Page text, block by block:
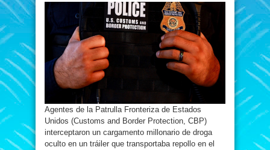
agentes
fronterizos
no
daban
crédito:
abrieron
un
cargamento
de
repollo
que
ocultaba
secreto
multimillonario
en
la
de
Texas:
«Un
sistema
Agentes de la Patrulla Fronteriza de Estados
Unidos (Customs and Border Protection, CBP)
interceptaron un cargamento millonario de droga
oculto en un tráiler que transportaba repollo en el